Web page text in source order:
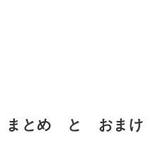
まとめ と おまけ